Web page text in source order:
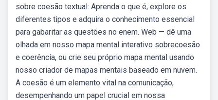
sobre coesão textual: Aprenda o que é, explore os
diferentes tipos e adquira o conhecimento essencial
para gabaritar as questões no enem. Web — dê uma
olhada em nosso mapa mental interativo sobrecoesão
e coerência, ou crie seu próprio mapa mental usando
nosso criador de mapas mentais baseado em nuvem.
A coesão é um elemento vital na comunicação,
desempenhando um papel crucial em nossa